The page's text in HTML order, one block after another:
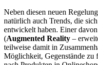
Neben diesen neuen
natürlich auch Trends, die
entwickelt haben. Einer
(Augmented Reality –
teilweise damit in
Möglichkeit, Gegenstände zu